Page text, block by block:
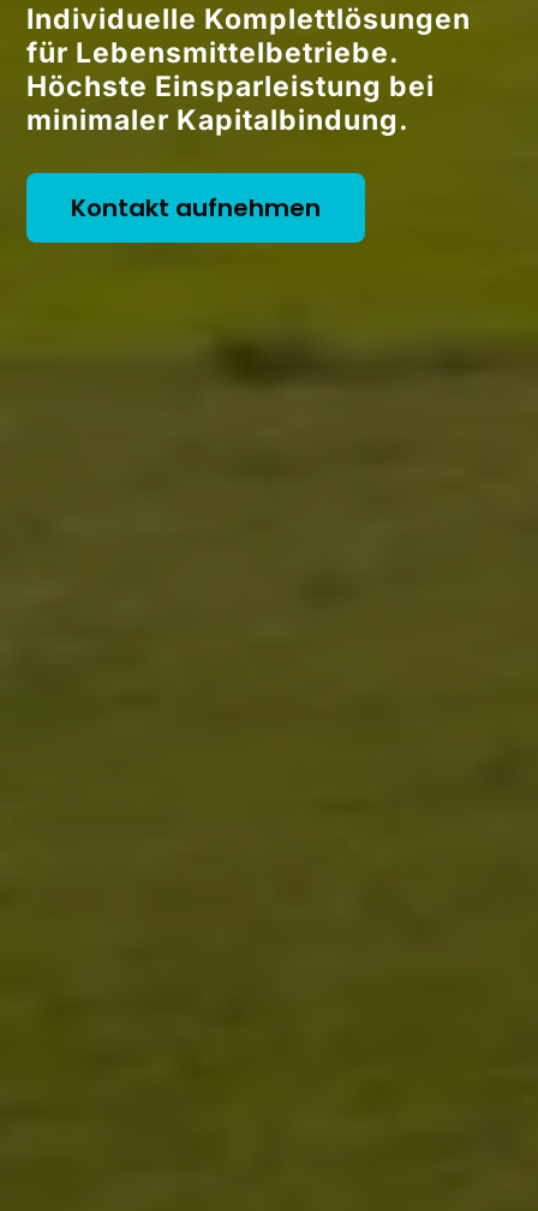
Individuelle Komplettlösungen
für Lebensmittelbetriebe.
Höchste Einsparleistung bei
minimaler Kapitalbindung.
Kontakt aufnehmen